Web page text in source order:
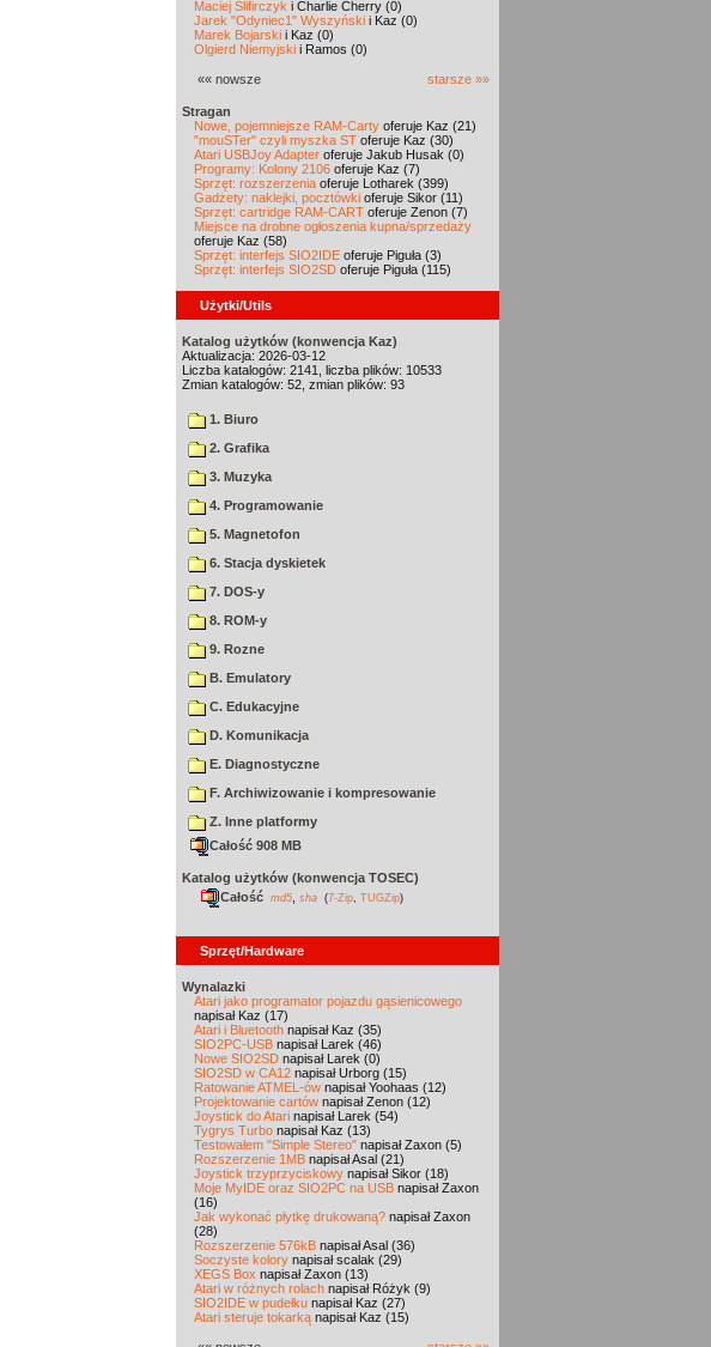
Maciej Ślifirczyk i Charlie Cherry (0)
Jarek "Odyniec1" Wyszyński i Kaz (0)
Marek Bojarski i Kaz (0)
Olgierd Niemyjski i Ramos (0)
«« nowsze starsze »»
Stragan
Nowe, pojemniejsze RAM-Carty oferuje Kaz (21)
"mouSTer" czyli myszka ST oferuje Kaz (30)
Atari USBJoy Adapter oferuje Jakub Husak (0)
Programy: Kolony 2106 oferuje Kaz (7)
Sprzęt: rozszerzenia oferuje Lotharek (399)
Gadżety: naklejki, pocztówki oferuje Sikor (11)
Sprzęt: cartridge RAM-CART oferuje Zenon (7)
Miejsce na drobne ogłoszenia kupna/sprzedaży
oferuje Kaz (58)
Sprzęt: interfejs SIO2IDE oferuje Piguła (3)
Sprzęt: interfejs SIO2SD oferuje Piguła (115)
Użytki/Utils
Katalog użytków (konwencja Kaz)
Aktualizacja: 2026-03-12
Liczba katalogów: 2141, liczba plików: 10533
Zmian katalogów: 52, zmian plików: 93
1. Biuro
2. Grafika
3. Muzyka
4. Programowanie
5. Magnetofon
6. Stacja dyskietek
7. DOS-y
8. ROM-y
9. Rozne
B. Emulatory
C. Edukacyjne
D. Komunikacja
E. Diagnostyczne
F. Archiwizowanie i kompresowanie
Z. Inne platformy
Całość 908 MB
Katalog użytków (konwencja TOSEC)
Całość md5 sha (7-Zip TUGZip)
Sprzęt/Hardware
Wynalazki
Atari jako programator pojazdu gąsienicowego
napisał Kaz (17)
Atari i Bluetooth napisał Kaz (35)
SIO2PC-USB napisał Larek (46)
Nowe SIO2SD napisał Larek (0)
SIO2SD w CA12 napisał Urborg (15)
Ratowanie ATMEL-ów napisał Yoohaas (12)
Projektowanie cartów napisał Zenon (12)
Joystick do Atari napisał Larek (54)
Tygrys Turbo napisał Kaz (13)
Testowałem "Simple Stereo" napisał Zaxon (5)
Rozszerzenie 1MB napisał Asal (21)
Joystick trzyprzyciskowy napisał Sikor (18)
Moje MyIDE oraz SIO2PC na USB napisał Zaxon
(16)
Jak wykonać płytkę drukowaną? napisał Zaxon
(28)
Rozszerzenie 576kB napisał Asal (36)
Soczyste kolory napisał scalak (29)
XEGS Box napisał Zaxon (13)
Atari w różnych rolach napisał Różyk (9)
SIO2IDE w pudełku napisał Kaz (27)
Atari steruje tokarką napisał Kaz (15)